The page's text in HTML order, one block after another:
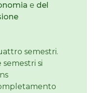
e del
semestri.
si